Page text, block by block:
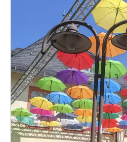
Kämmerer |
Zeitzeugin: Renate Quantel |
Maren Horn (Stadtführerin),
(Lokalhistoriker,
Oberursel e.V.), Angelika
Stadtführerin)
Thürmer | Recherche u.a. auf
Erwin Herzberger, Helmut
Ochs, Angelika Rieber. Vielen
Goldhammer (Leitung
Krebs (Geschäftsführer Kultur
Stadt Oberursel), Renate